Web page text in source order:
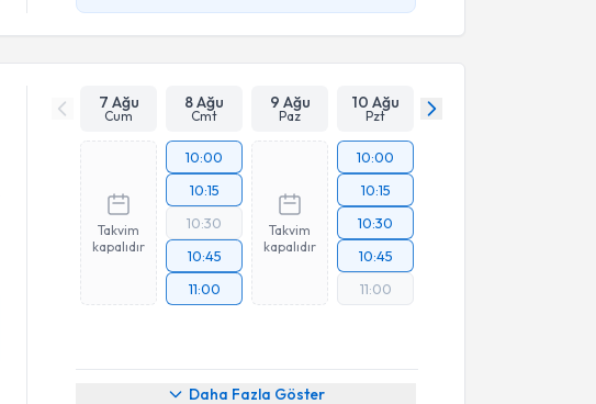
7 Ağu
Cum
8 Ağu
Cmt
9 Ağu
Paz
10 Ağu
Pzt
Takvim
kapalıdır
10:00
10:15
10:30
10:45
11:00
Takvim
kapalıdır
10:00
10:15
10:30
10:45
11:00
Daha Fazla Göster